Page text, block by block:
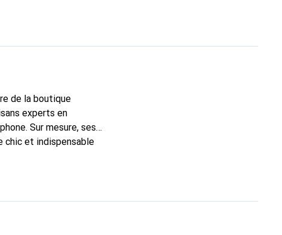
de la boutique
experts en
Sur mesure, ses
chic et indispensable